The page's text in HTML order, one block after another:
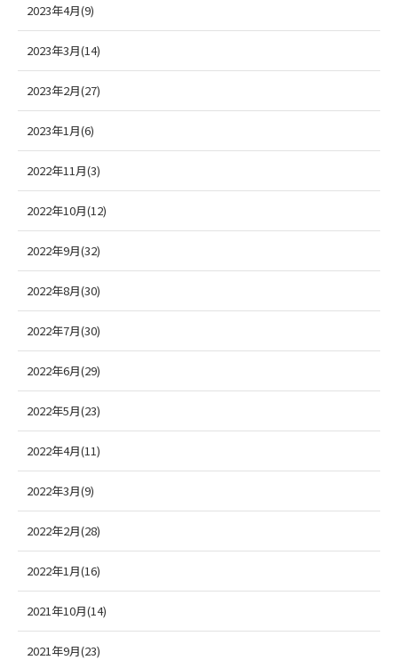
2023年4月(9)
2023年3月(14)
2023年2月(27)
2023年1月(6)
2022年11月(3)
2022年10月(12)
2022年9月(32)
2022年8月(30)
2022年7月(30)
2022年6月(29)
2022年5月(23)
2022年4月(11)
2022年3月(9)
2022年2月(28)
2022年1月(16)
2021年10月(14)
2021年9月(23)